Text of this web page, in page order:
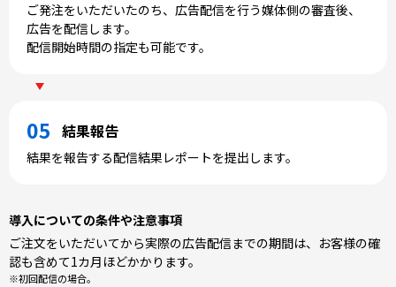
ご発注をいただいたのち、広告配信を行う媒体側の審査後、
広告を配信します。
配信開始時間の指定も可能です。
結果報告
結果を報告する配信結果レポートを提出します。
導入についての条件や注意事項
ご注文をいただいてから実際の広告配信までの期間は、お客様の確
認も含めて1カ月ほどかかります。
※初回配信の場合。